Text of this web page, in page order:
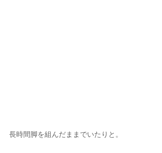
長時間脚を組んだままでいたりと。